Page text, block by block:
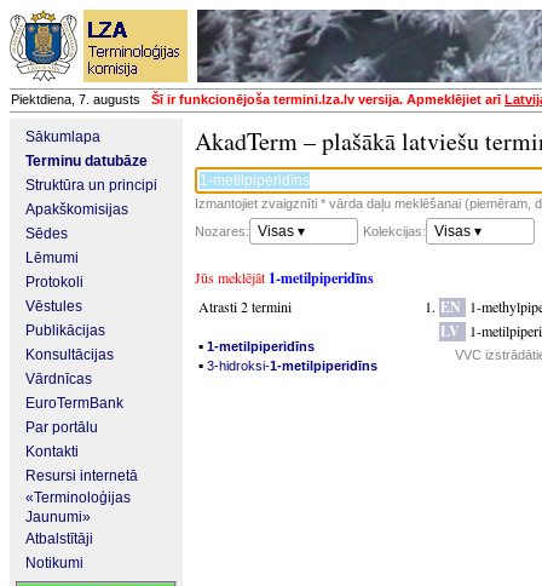
Piektdiena, 7. augusts Šī ir funkcionējoša termini.lza.lv versija. Apmeklējiet arī
Sākumlapa
Terminu datubāze
Struktūra un principi
Apakškomisijas
Sēdes
Lēmumi
Protokoli
Vēstules
Publikācijas
Konsultācijas
Vārdnīcas
EuroTermBank
Par portālu
Kontakti
Resursi internetā
«Terminoloģijas
Jaunumi»
Atbalstītāji
Notikumi
AkadTerm – plašākā latviešu
Izmantojiet zvaigznīti * vārda daļu meklēšanai (piemēram,
Nozares:
Visas ▾ Kolekcijas: Visas ▾
Jūs meklējāt 1-metilpiperidīns
Atrasti 2 termini
▪ 1-metilpiperidīns
▪ 3-hidroksi-1-metilpiperidīns
EN 1-
LV 1-
VVC